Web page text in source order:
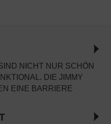
NICHT NUR SCHÖN
DIE JIMMY
EINE BARRIERE